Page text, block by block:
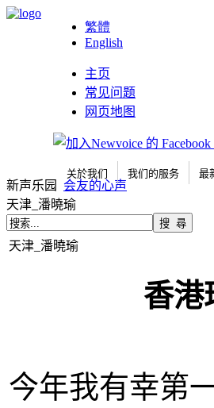
繁體
English
主页
常见问题
网页地图
关於我们 我们的服务 最
新声乐园
会友的心声
天津_潘曉瑜
天津_潘曉瑜
香港
今年我有幸第